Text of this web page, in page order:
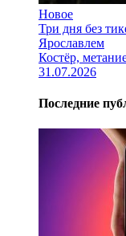
Новое
Три дня без
Ярославлем
Костёр,
31.07.2026
Последние